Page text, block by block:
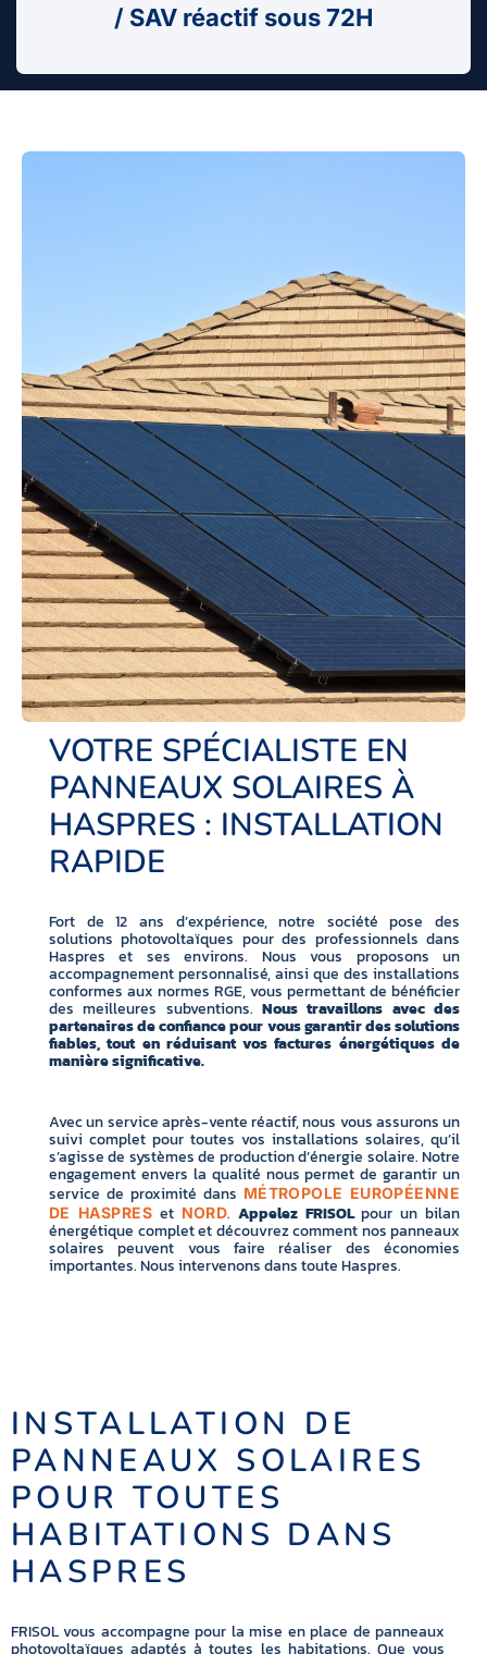
/ SAV réactif sous 72H
VOTRE SPÉCIALISTE EN
PANNEAUX SOLAIRES À
HASPRES : INSTALLATION
RAPIDE
Fort de 12 ans d’expérience, notre société pose des
solutions photovoltaïques pour des professionnels dans
Haspres et ses environs. Nous vous proposons un
accompagnement personnalisé, ainsi que des installations
conformes aux normes RGE, vous permettant de bénéficier
des meilleures subventions. Nous travaillons avec des
partenaires de confiance pour vous garantir des solutions
fiables, tout en réduisant vos factures énergétiques de
manière significative.
Avec un service après-vente réactif, nous vous assurons un
suivi complet pour toutes vos installations solaires, qu’il
s’agisse de systèmes de production d’énergie solaire. Notre
engagement envers la qualité nous permet de garantir un
service de proximité dans MÉTROPOLE EUROPÉENNE
DE HASPRESet NORD. Appelez FRISOLpour un bilan
énergétique complet et découvrez comment nos panneaux
solaires peuvent vous faire réaliser des économies
importantes. Nous intervenons dans toute Haspres.
INSTALLATION DE
PANNEAUX SOLAIRES
POUR TOUTES
HABITATIONS DANS
HASPRES
FRISOL vous accompagne pour la mise en place de panneaux
photovoltaïques adaptés à toutes les habitations. Que vous